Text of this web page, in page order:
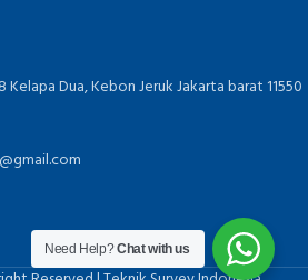
Kelapa Dua, Kebon Jeruk Jakarta barat 11550
Need Help?Chat with us